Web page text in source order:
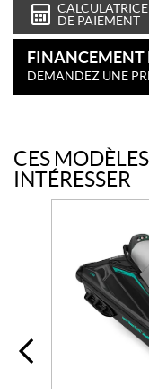
CALCULATRICE
DE PAIEMENT
FINANCEMENT
DEMANDEZ UNE
CES
INTÉRESSER